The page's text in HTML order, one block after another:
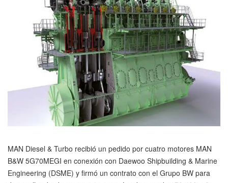
MAN Diesel & Turbo recibió un pedido por cuatro motores MAN
B&W 5G70MEGI en conexión con Daewoo Shipbuilding & Marine
Engineering (DSME) y firmó un contrato con el Grupo BW para